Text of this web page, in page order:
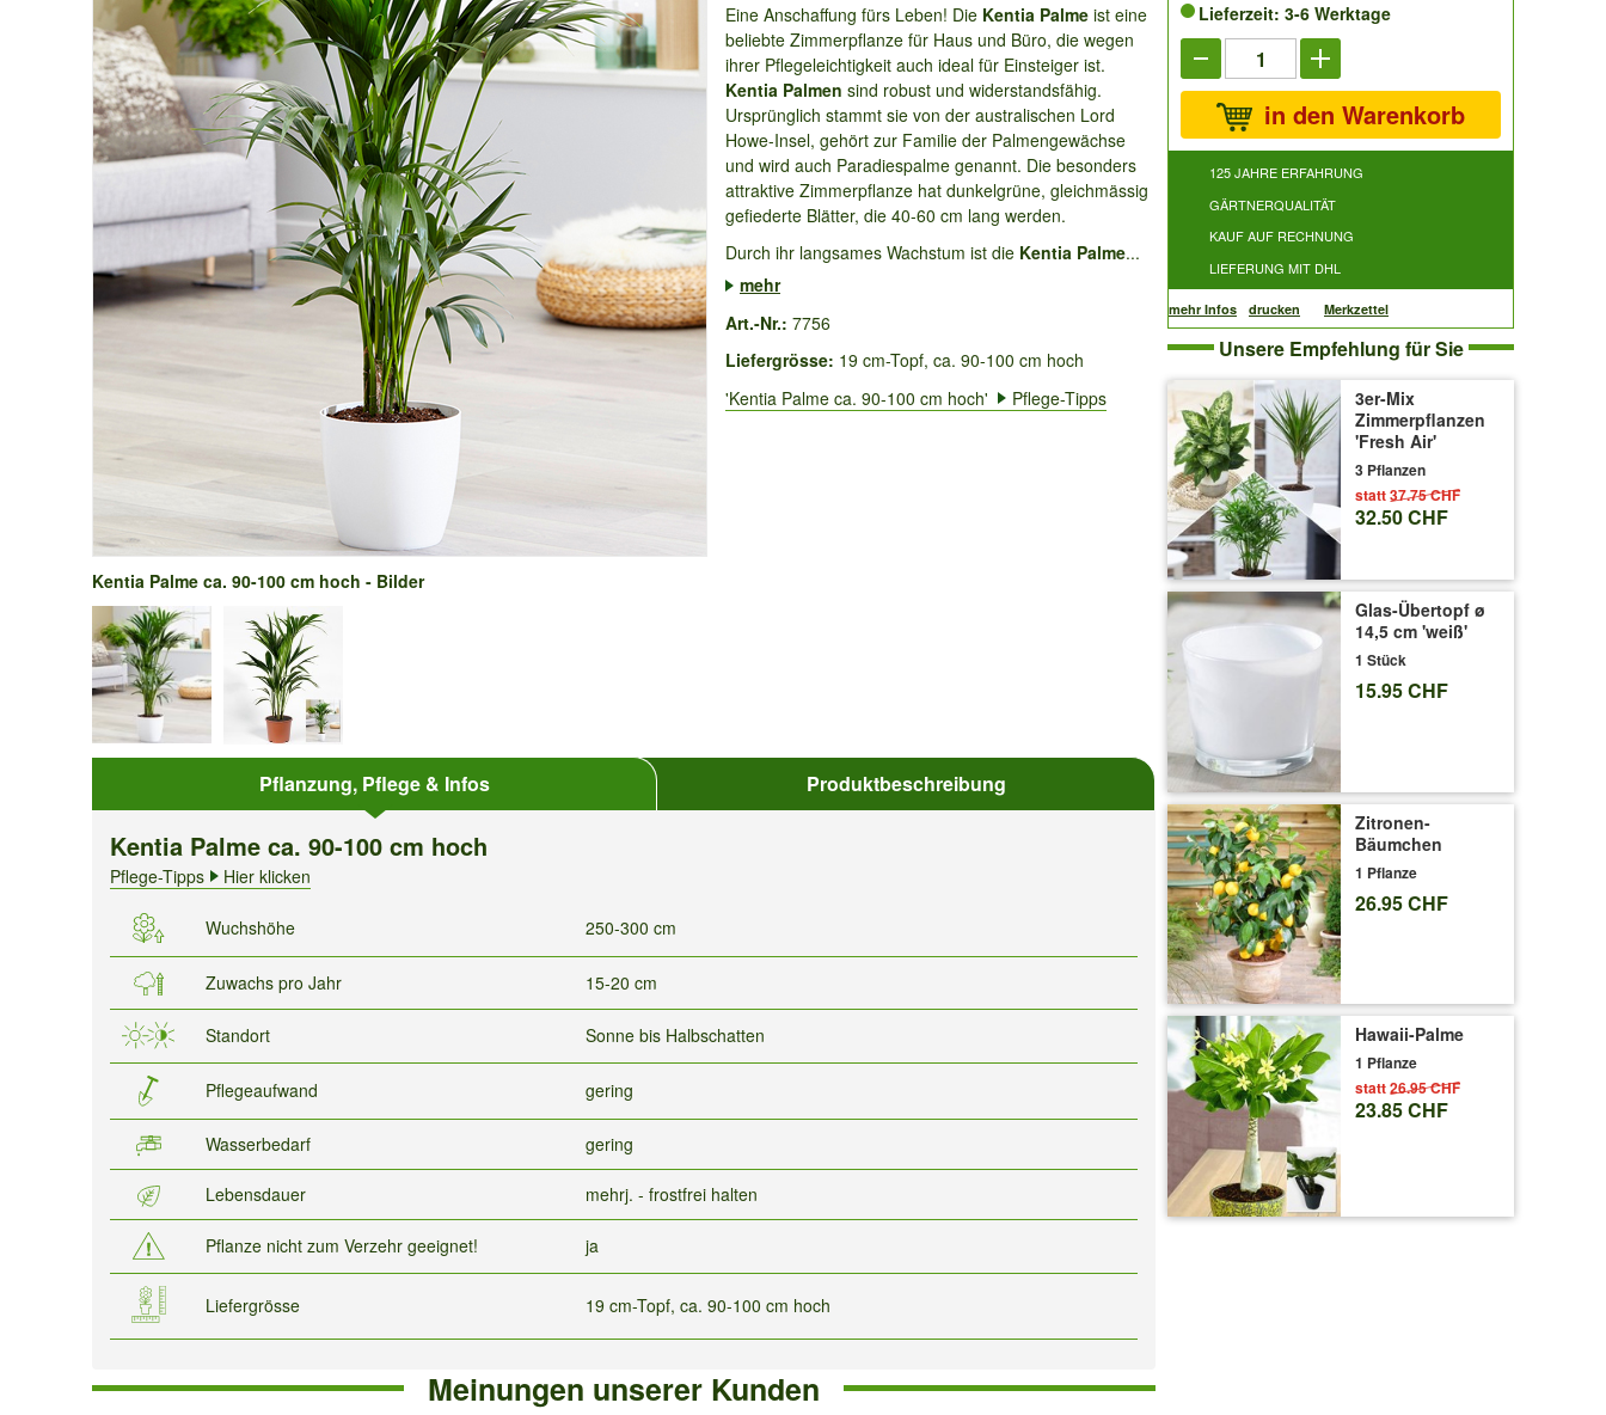
Eine Anschaffung fürs Leben! DieKentia Palmeist eine
beliebte Zimmerpflanze für Haus und Büro, die wegen
ihrer Pflegeleichtigkeit auch ideal für Einsteiger ist.
Kentia Palmen sind robust und widerstandsfähig.
Ursprünglich stammt sie von der australischen Lord
Howe-Insel, gehört zur Familie der Palmengewächse
und wird auch Paradiespalme genannt. Die besonders
attraktive Zimmerpflanze hat dunkelgrüne, gleichmässig
gefiederte Blätter, die 40-60 cm lang werden.
Durch ihr langsames Wachstum ist die Kentia Palme...
mehr
Art.-Nr.: 7756
Liefergrösse: 19 cm-Topf, ca. 90-100 cm hoch
'Kentia Palme ca. 90-100 cm hoch'
Pflege-Tipps
Kentia Palme ca. 90-100 cm hoch - Bilder
Pflanzung, Pflege & Infos Produktbeschreibung
Kentia Palme ca. 90-100 cm hoch
Pflege-Tipps Hier klicken
Wuchshöhe 250-300 cm
Zuwachs pro Jahr 15-20 cm
Standort Sonne bis Halbschatten
Pflegeaufwand gering
Wasserbedarf gering
Lebensdauer mehrj. - frostfrei halten
Pflanze nicht zum Verzehr geeignet! ja
Liefergrösse 19 cm-Topf, ca. 90-100 cm hoch
Meinungen unserer Kunden
Lieferzeit: 3-6 Werktage
in den Warenkorb
125 JAHRE ERFAHRUNG
GÄRTNERQUALITÄT
KAUF AUF RECHNUNG
LIEFERUNG MIT DHL
mehr Infos drucken Merkzettel
Unsere Empfehlung für Sie
3er-Mix
Zimmerpflanzen
'Fresh Air'
3 Pflanzen
statt37.75 CHF
32.50 CHF
Glas-Übertopf ø
14,5 cm 'weiß'
1 Stück
15.95 CHF
Zitronen-
Bäumchen
1 Pflanze
26.95 CHF
Hawaii-Palme
1 Pflanze
statt26.95 CHF
23.85 CHF